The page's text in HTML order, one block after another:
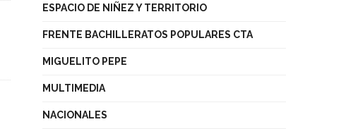
ESPACIO DE NIÑEZ Y TERRITORIO
FRENTE BACHILLERATOS POPULARES CTA
MIGUELITO PEPE
MULTIMEDIA
NACIONALES